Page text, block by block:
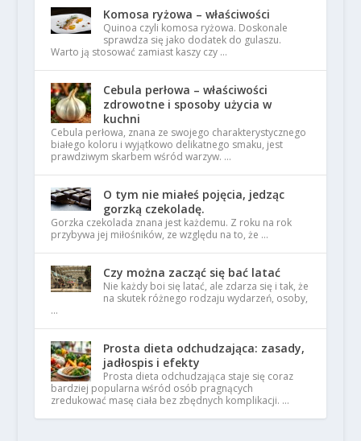
Komosa ryżowa – właściwości
Quinoa czyli komosa ryżowa. Doskonale
sprawdza się jako dodatek do gulaszu.
Warto ją stosować zamiast kaszy czy …
Cebula perłowa – właściwości
zdrowotne i sposoby użycia w
kuchni
Cebula perłowa, znana ze swojego charakterystycznego
białego koloru i wyjątkowo delikatnego smaku, jest
prawdziwym skarbem wśród warzyw. …
O tym nie miałeś pojęcia, jedząc
gorzką czekoladę.
Gorzka czekolada znana jest każdemu. Z roku na rok
przybywa jej miłośników, ze względu na to, że …
Czy można zacząć się bać latać
Nie każdy boi się latać, ale zdarza się i tak, że
na skutek różnego rodzaju wydarzeń, osoby,
…
Prosta dieta odchudzająca: zasady,
jadłospis i efekty
Prosta dieta odchudzająca staje się coraz
bardziej popularna wśród osób pragnących
zredukować masę ciała bez zbędnych komplikacji. …